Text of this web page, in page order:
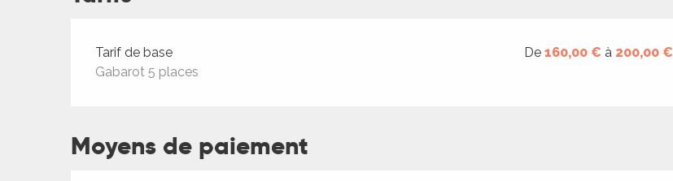
Tarifs 2026
Tarif de base
Gabarot 5 places
De160,00 € à 200,00 €
Moyens de paiement